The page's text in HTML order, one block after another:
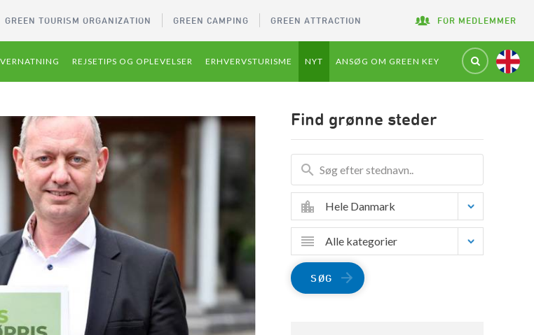
GREEN TOURISM ORGANIZATION GREEN CAMPING GREEN ATTRACTION FOR MEDLEMMER
REJSETIPS OG OPLEVELSER ERHVERVSTURISME NYT ANSØG OM GREEN KEY
Find grønne steder
Hele Danmark
Alle kategorier
SØG